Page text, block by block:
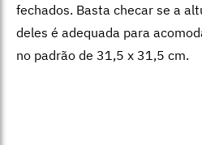
fechados. Basta checar se a
deles é adequada para
no padrão de 31,5 x 31,5 cm.